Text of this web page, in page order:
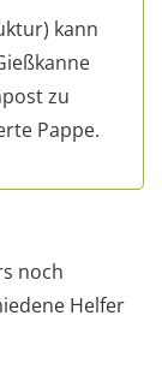
kann
zu
Pappe.
noch
Helfer